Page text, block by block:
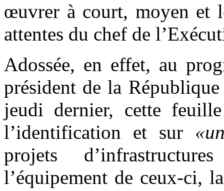
œuvrer à court, moyen et
attentes du chef de
Adossée, en effet, au
président de la
jeudi dernier, cette
l’identification et sur
projets
l’équipement de ceux-ci,